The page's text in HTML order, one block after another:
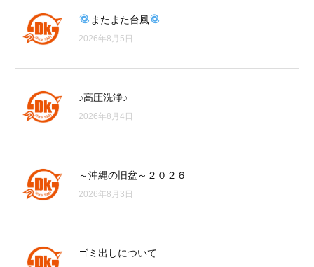
またまた台風
2026年8月5日
♪高圧洗浄♪
2026年8月4日
～沖縄の旧盆～２０２６
2026年8月3日
ゴミ出しについて